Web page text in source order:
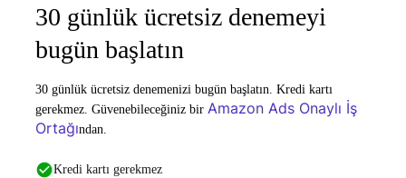
30 günlük ücretsiz denemeyi
bugün başlatın
30 günlük ücretsiz denemenizi bugün başlatın. Kredi kartı
gerekmez. Güvenebileceğiniz bir Amazon Ads Onaylı İş
Ortağından.
Kredi kartı gerekmez